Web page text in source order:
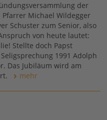
der
Michael Wildegger
Schuster zum Senior, also
von heute lautet:
Stellte doch Papst
1991 Adolph
Das Jubiläum wird am
mehr